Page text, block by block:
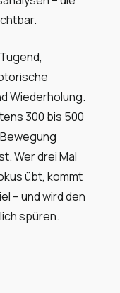
Wiederholung.
300 bis 500
Wer drei Mal
übt, kommt
– und wird den
spüren.